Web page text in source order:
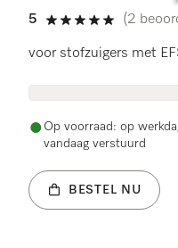
5
5 sterren op 5
(2
voor stofzuigers met
Op voorraad: op
vandaag verstuurd
BESTEL NU